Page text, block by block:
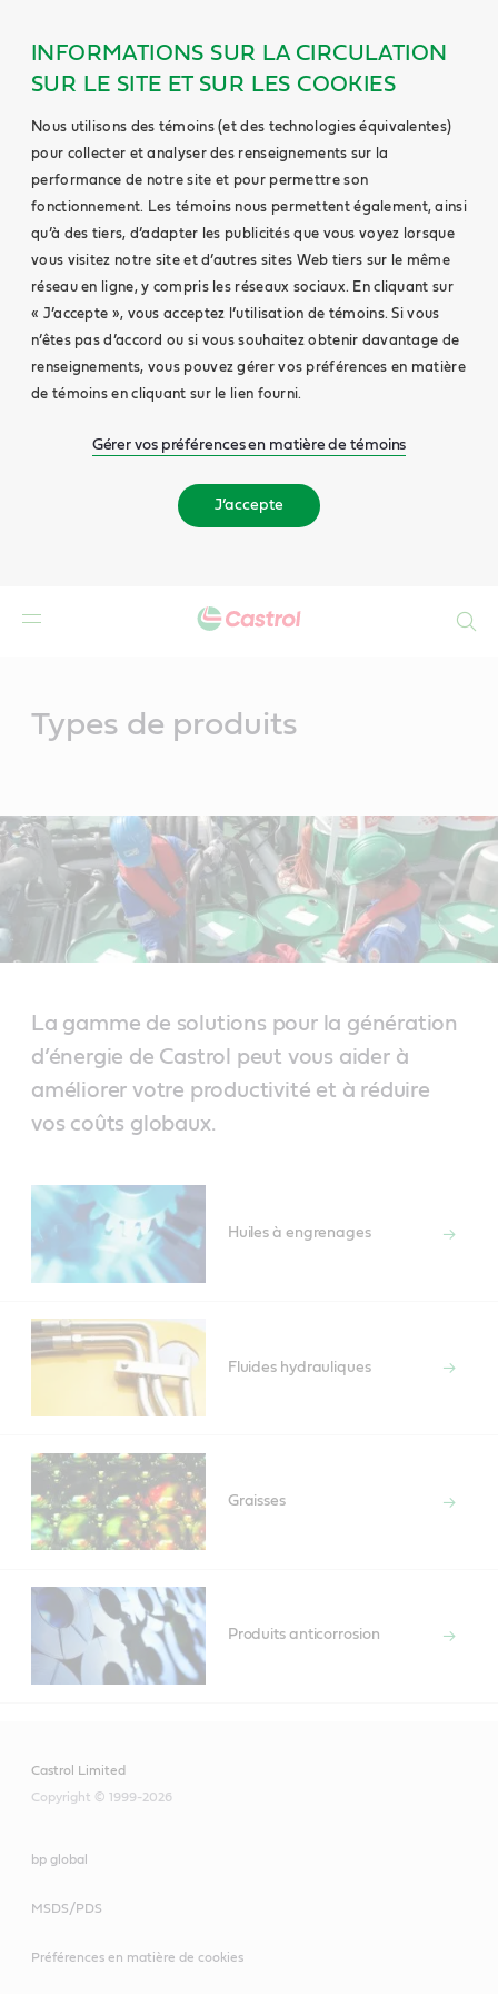
INFORMATIONS SUR LA CIRCULATION
SUR LE SITE ET SUR LES COOKIES
Nous utilisons des témoins (et des technologies équivalentes)
pour collecter et analyser des renseignements sur la
performance de notre site et pour permettre son
fonctionnement. Les témoins nous permettent également, ainsi
qu’à des tiers, d’adapter les publicités que vous voyez lorsque
vous visitez notre site et d’autres sites Web tiers sur le même
réseau en ligne, y compris les réseaux sociaux. En cliquant sur
« J’accepte », vous acceptez l’utilisation de témoins. Si vous
n’êtes pas d’accord ou si vous souhaitez obtenir davantage de
renseignements, vous pouvez gérer vos préférences en matière
de témoins en cliquant sur le lien fourni.
Gérer vos préférences en matière de témoins
J’accepte
Types de produits
La gamme de solutions pour la génération
d’énergie de Castrol peut vous aider à
améliorer votre productivité et à réduire
vos coûts globaux.
Huiles à engrenages
Fluides hydrauliques
Graisses
Produits anticorrosion
Castrol Limited
Copyright © 1999-2026
bp global
MSDS/PDS
Préférences en matière de cookies